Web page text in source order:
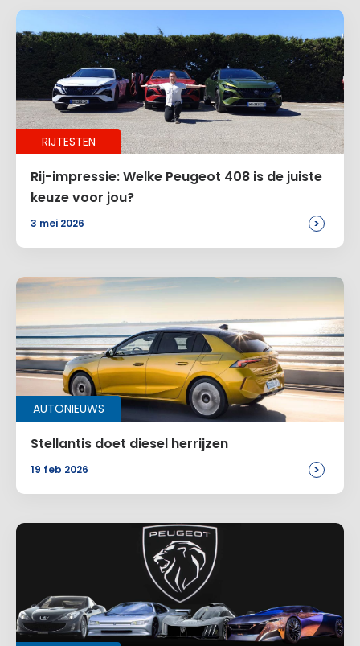
Voeg een reactie toe
Alternative:
RIJTESTEN
Rij-impressie: Welke Peugeot 408 is de juiste
keuze voor jou?
3 mei 2026 >
AUTONIEUWS
Stellantis doet diesel herrijzen
19 feb 2026 >